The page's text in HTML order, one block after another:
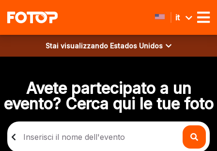
it
Stai visualizzando Estados Unidos
Avete partecipato a un
evento? Cerca qui le tue foto